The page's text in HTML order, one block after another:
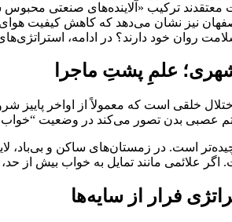
نیز نشان می‌دهد که کاهش کیفیت هوای
روان خود دارند؟ در ادامه،
علمِ پشتِ ماجرا
خلقی است که معمولاً از اواخر پاییز
عصبی بدن تصور می‌کند در وضعیت “خواب
است. در زمستان‌های ساکن و بی‌باد،
علائمی مانند تمایل به خواب بیش از
فرار از سایه‌ها